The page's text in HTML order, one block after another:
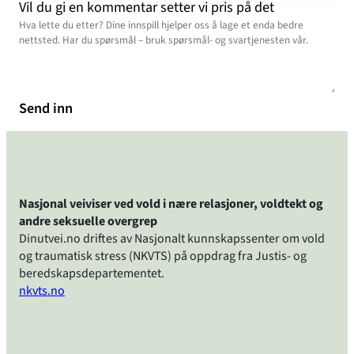
Vil du gi en kommentar setter vi pris på det
Send inn
Nasjonal veiviser ved vold i nære relasjoner, voldtekt og
andre seksuelle overgrep
Dinutvei.no driftes av Nasjonalt kunnskapssenter om vold
og traumatisk stress (NKVTS) på oppdrag fra Justis- og
beredskapsdepartementet.
nkvts.no